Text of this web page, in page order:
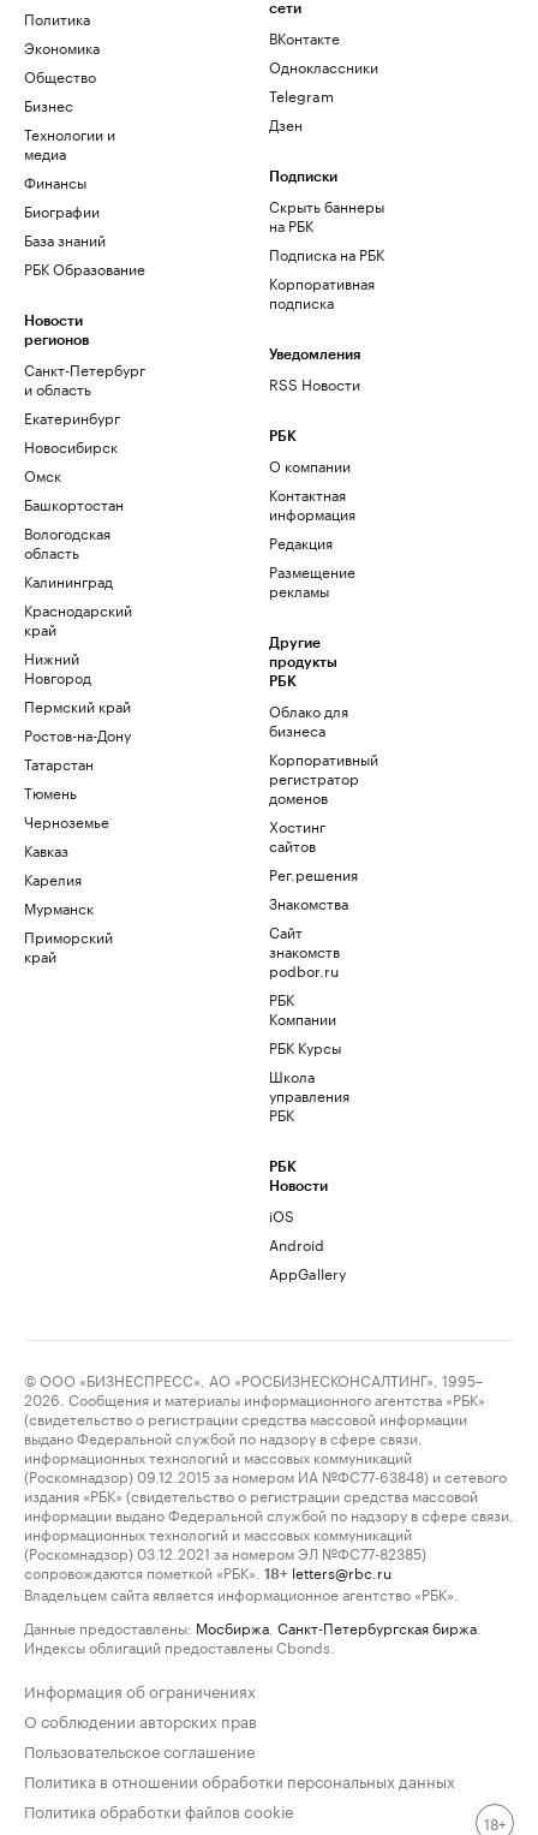
Политика
Экономика
Общество
Бизнес
Технологии и
медиа
Финансы
Биографии
База знаний
РБК Образование
Новости
регионов
Санкт-Петербург
и область
Екатеринбург
Новосибирск
Омск
Башкортостан
Вологодская
область
Калининград
Краснодарский
край
Нижний
Новгород
Пермский край
Ростов-на-Дону
Татарстан
Тюмень
Черноземье
Кавказ
Карелия
Мурманск
Приморский
край
сети
ВКонтакте
Одноклассники
Telegram
Дзен
Подписки
Скрыть баннеры
на РБК
Подписка на РБК
Корпоративная
подписка
Уведомления
RSS Новости
РБК
О компании
Контактная
информация
Редакция
Размещение
рекламы
Другие
продукты
РБК
Облако для
бизнеса
Корпоративный
регистратор
доменов
Хостинг
сайтов
Рег.решения
Знакомства
Сайт
знакомств
podbor.ru
РБК
Компании
РБК Курсы
Школа
управления
РБК
РБК
Новости
iOS
Android
AppGallery
© ООО «БИЗНЕСПРЕСС», АО «РОСБИЗНЕСКОНСАЛТИНГ», 1995–
2026. Сообщения и материалы информационного агентства «РБК»
(свидетельство о регистрации средства массовой информации
выдано Федеральной службой по надзору в сфере связи,
информационных технологий и массовых коммуникаций
(Роскомнадзор) 09.12.2015 за номером ИА №ФС77-63848) и сетевого
издания «РБК» (свидетельство о регистрации средства массовой
информации выдано Федеральной службой по надзору в сфере связи,
информационных технологий и массовых коммуникаций
(Роскомнадзор) 03.12.2021 за номером ЭЛ №ФС77-82385)
сопровождаются пометкой «РБК».
18+ letters@rbc.ru
Владельцем сайта является информационное агентство «РБК».
Данные предоставлены: Мосбиржа Санкт-Петербургская биржа
Индексы облигаций предоставлены Cbonds.
Информация об ограничениях
О соблюдении авторских прав
Пользовательское соглашение
Политика в отношении обработки персональных данных
Политика обработки файлов cookie
18+